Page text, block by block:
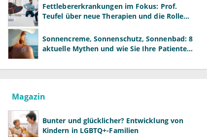
Fettlebererkrankungen im Fokus: Prof.
Teufel über neue Therapien und die Rolle
Sonnencreme, Sonnenschutz, Sonnenbad: 8
aktuelle Mythen und wie Sie Ihre Patienten
Magazin
Bunter und glücklicher? Entwicklung von
Kindern in LGBTQ+-Familien